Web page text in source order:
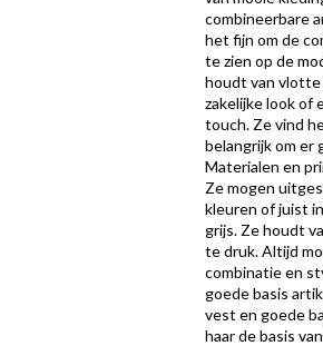
combineerbare
het fijn om de
te zien op de
houdt van vlotte
zakelijke look of
touch. Ze vind
belangrijk om er
Materialen en
Ze mogen
kleuren of juist
grijs. Ze houdt
te druk. Altijd
combinatie en
goede basis
vest en goede
haar de basis